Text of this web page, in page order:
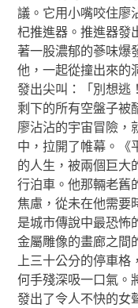
議。它用小嘴咬住廖
杞推進器。推進器發
著一股濃郁的蔘味爆
他，一起從撞出來的
發出尖叫：「別想逃
剩下的所有空盤子被
廖沾沾的宇宙冒險，
中，拉開了帷幕。《
的人生，被兩個巨大
行泊車。他那輛老舊
焦慮，從未在他需要
是城市傳說中最恐怖
金屬雕像的畫廊之間
上三十公分的停車
何手殘深吸一口氣。
發出了令人不快的女